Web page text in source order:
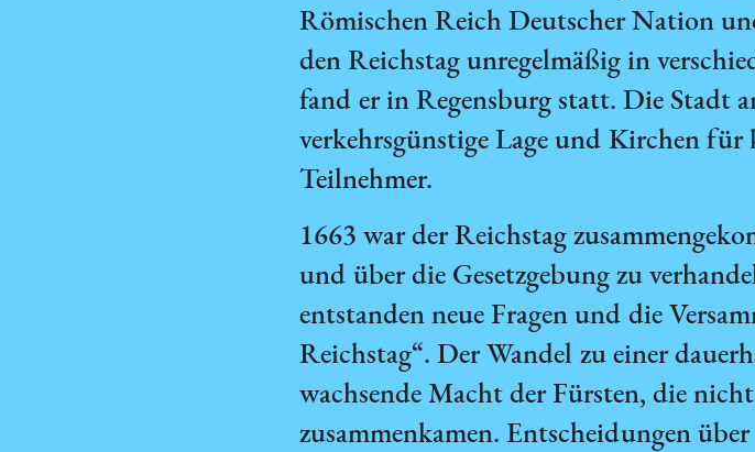
Römischen Reich Deutscher Nation
den Reichstag unregelmäßig in
fand er in Regensburg statt. Die Stadt
verkehrsgünstige Lage und Kirchen
Teilnehmer.
1663 war der Reichstag
und über die Gesetzgebung zu
entstanden neue Fragen und die
Reichstag“. Der Wandel zu einer
wachsende Macht der Fürsten, die
zusammenkamen. Entscheidungen